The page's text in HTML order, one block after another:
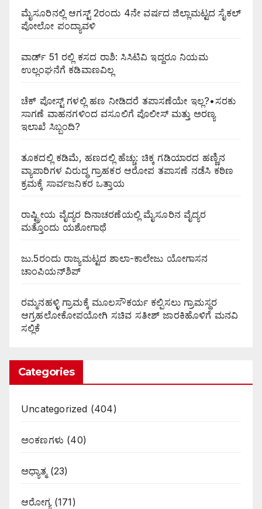
ಮೈಸೂರಿನಲ್ಲಿ ಆಗಸ್ಟ್‌ 2ರಂದು 4ನೇ ವರ್ಷದ ಜಿಲ್ಲಾಮಟ್ಟದ ಸೈಕಲ್
ಪೋಲೋ ಪಂದ್ಯಾವಳಿ
ವಾರ್ಡ್ 51 ರಲ್ಲಿ ಕಸದ ರಾಶಿ: ಸಿಸಿಟಿವಿ ಇದ್ದರೂ ನಿಯಮ
ಉಲ್ಲಂಘನೆಗೆ ಕಡಿವಾಣವಿಲ್ಲ
ಚೆಕ್ ಪೋಸ್ಟ್ ಗಳಲ್ಲಿ ಹಣ ನೀಡಿದರೆ ತಪಾಸಣೆಯೇ ಇಲ್ಲ?•ಸರಕು
ಸಾಗಣೆ ವಾಹನಗಳಿಂದ ವಸೂಲಿಗೆ ಪೊಲೀಸ್ ಮತ್ತು ಅರಣ್ಯ
ಇಲಾಖೆ ಸಿಬ್ಬಂದಿ?
ತೂಕದಲ್ಲಿ ಕಡಿಮೆ, ಹಣದಲ್ಲಿ ಹೆಚ್ಚು: ಚಿಕ್ಕ ಗಡಿಯಾರದ ಹಣ್ಣಿನ
ವ್ಯಾಪಾರಿಗಳ ವಿರುದ್ಧ ಗ್ರಾಹಕರ ಆರೋಪ ತಪಾಸಣೆ ನಡೆಸಿ ಕಠಿಣ
ಕ್ರಮಕ್ಕೆ ಸಾರ್ವಜನಿಕರ ಒತ್ತಾಯ
ರಾಷ್ಟ್ರೀಯ ವೈದ್ಯರ ದಿನಾಚರಣೆಯಲ್ಲಿ ಮೈಸೂರಿನ ವೈದ್ಯರ
ಮತ್ತೊಂದು ಯಶೋಗಾಥೆ
ಜು.5ರಂದು ರಾಜ್ಯಮಟ್ಟದ ಶಾಲಾ-ಕಾಲೇಜು ಯೋಗಾಸನ
ಚಾಂಪಿಯನ್‌ಶಿಪ್
ರಮ್ಮನಹಳ್ಳಿ ಗ್ರಾಮಕ್ಕೆ ಮೂಲಸೌಕರ್ಯ ಕಲ್ಪಿಸಲು ಗ್ರಾಮಸ್ಥರ
ಆಗ್ರಹಲೋಕೋಪಯೋಗಿ ಸಚಿವ ಸತೀಶ್ ಜಾರಕಿಹೊಳಿಗೆ ಮನವಿ
ಸಲ್ಲಿಕೆ
Categories
Uncategorized (404)
ಅಂಕಣಗಳು (40)
ಅಧ್ಯಾತ್ಮ(23)
ಆರೋಗ್ಯ(171)